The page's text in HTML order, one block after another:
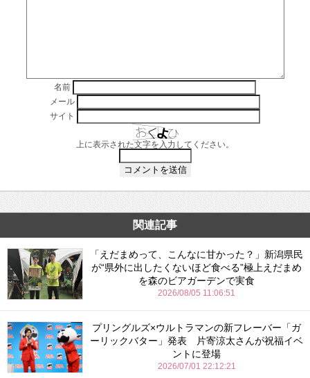
名前
メール
サイト
上に表示された文字を入力してください。
関連記事
「えだまめって、こんなに甘かった？」新潟県民
が“県外に出したくないほど食べる”極上えだまめ
を森のビアガーデンで実食
2026/08/05 11:06:51
プリングルズ×ウルトラマンの新フレーバー「ガ
ーリックバター」発表 片寄涼太さんが祝福イベ
ントに登場
2026/07/01 22:12:21